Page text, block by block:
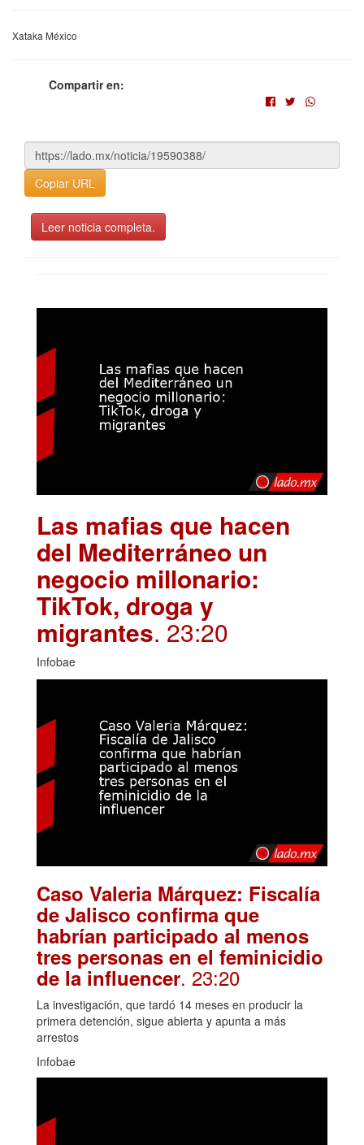
Xataka México
Compartir en:
Copiar URL
Leer noticia completa.
Las mafias que hacen
del Mediterráneo un
negocio millonario:
TikTok, droga y
migrantes. 23:20
Infobae
Caso Valeria Márquez: Fiscalía
de Jalisco confirma que
habrían participado al menos
tres personas en el feminicidio
de la influencer. 23:20
La investigación, que tardó 14 meses en producir la
primera detención, sigue abierta y apunta a más
arrestos
Infobae